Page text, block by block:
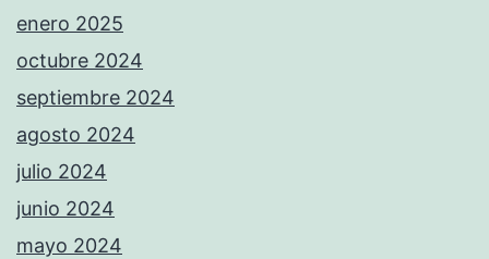
enero 2025
octubre 2024
septiembre 2024
agosto 2024
julio 2024
junio 2024
mayo 2024